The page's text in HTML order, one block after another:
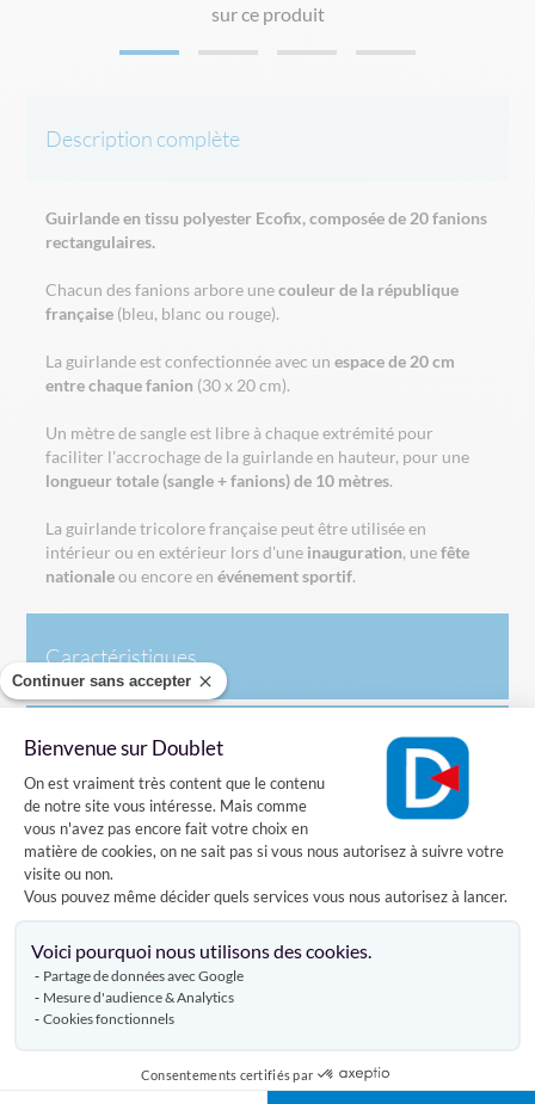
Continuer sans accepter
Bienvenue sur Doublet
Plateforme de Gestion du
On est vraiment très content que le contenu
de notre site vous intéresse. Mais comme
vous n'avez pas encore fait votre choix en
matière de cookies, on ne sait pas si vous nous autorisez à suivre votre
visite ou non.
Vous pouvez même décider quels services vous nous autorisez à lancer.
Voici pourquoi nous utilisons des cookies.
Partage de données avec Google
Mesure d'audience & Analytics
Cookies fonctionnels
Consentements certifiés par
sur ce produit
Description complète
Guirlande en tissu polyester Ecofix, composée de 20 fanions
rectangulaires.
Chacun des fanions arbore unecouleur de la république
française (bleu, blanc ou rouge).
La guirlande est confectionnée avec unespace de 20 cm
entre chaque fanion (30 x 20 cm).
Un mètre de sangle est libre à chaque extrémité pour
faciliter l'accrochage de la guirlande en hauteur, pour une
longueur totale (sangle + fanions) de 10 mètres.
La guirlande tricolore française peut être utilisée en
intérieur ou en extérieur lors d'une inauguration, unefête
nationaleou encore enévénement sportif.
Caractéristiques
Livraison
Avis clients
DÉCOUVREZ AUSSI
GUIRLANDE PAYS